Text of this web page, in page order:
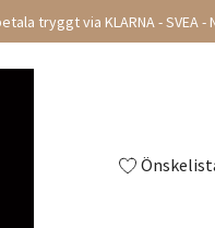
tryggt via KLARNA - SVEA -